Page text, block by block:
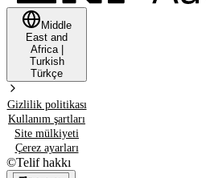
Middle
East and
Africa|
Turkish
Türkçe
Gizlilik politikası
Kullanım şartları
Site mülkiyeti
Çerez ayarları
©Telif hakkı